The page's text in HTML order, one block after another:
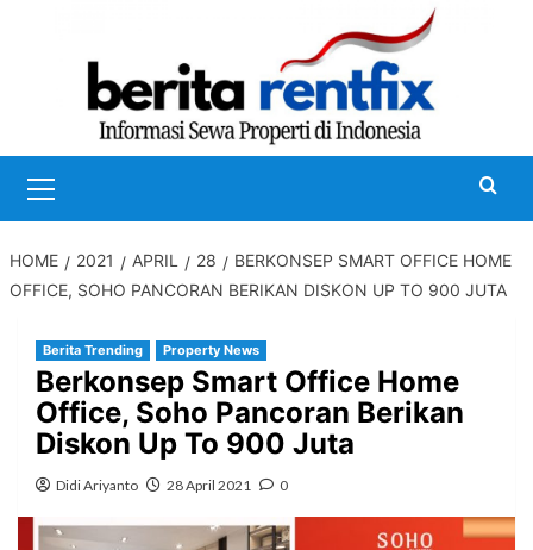
Menu
HOME 2021 APRIL 28
BERKONSEP SMART OFFICE HOME
OFFICE, SOHO PANCORAN BERIKAN DISKON UP TO 900 JUTA
Berita Trending Property News
Berkonsep Smart Office Home
Office, Soho Pancoran Berikan
Diskon Up To 900 Juta
Didi Ariyanto 28 April 2021 0